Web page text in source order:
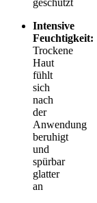
geschützt
Intensive
Feuchtigkeit:
Trockene
Haut
fühlt
sich
nach
der
Anwendung
beruhigt
und
spürbar
glatter
an